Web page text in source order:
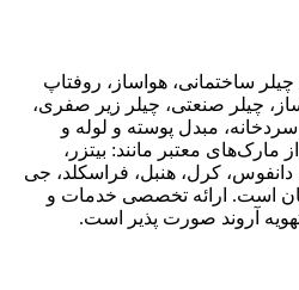
چیلر ساختمانی، هواساز، روفتاپ
چیلر صنعتی، چیلر زیر صفری،
سردخانه، مبدل پوسته و لوله و
مارک‌های معتبر مانند: بیتزر،
کرل، هنبل، فراسکلد، جی
است. ارائه تخصصی خدمات و
آروند صورت پذیر است.